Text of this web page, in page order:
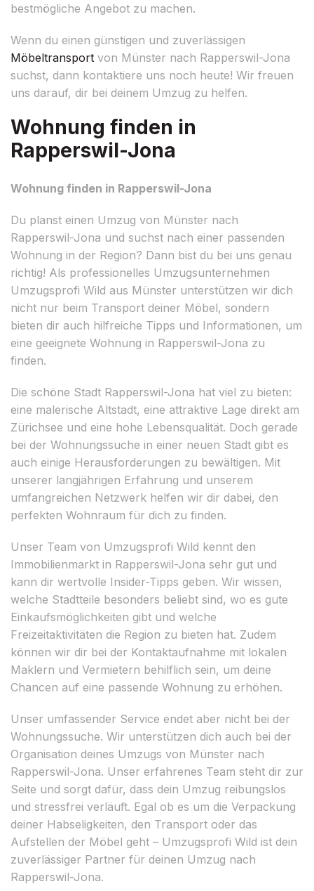
bestmögliche Angebot zu machen.
Wenn du einen günstigen und zuverlässigen
Möbeltransport von Münster nach Rapperswil-Jona
suchst, dann kontaktiere uns noch heute! Wir freuen
uns darauf, dir bei deinem Umzug zu helfen.
Wohnung finden in
Rapperswil-Jona
Wohnung finden in Rapperswil-Jona
Du planst einen Umzug von Münster nach
Rapperswil-Jona und suchst nach einer passenden
Wohnung in der Region? Dann bist du bei uns genau
richtig! Als professionelles Umzugsunternehmen
Umzugsprofi Wild aus Münster unterstützen wir dich
nicht nur beim Transport deiner Möbel, sondern
bieten dir auch hilfreiche Tipps und Informationen, um
eine geeignete Wohnung in Rapperswil-Jona zu
finden.
Die schöne Stadt Rapperswil-Jona hat viel zu bieten:
eine malerische Altstadt, eine attraktive Lage direkt am
Zürichsee und eine hohe Lebensqualität. Doch gerade
bei der Wohnungssuche in einer neuen Stadt gibt es
auch einige Herausforderungen zu bewältigen. Mit
unserer langjährigen Erfahrung und unserem
umfangreichen Netzwerk helfen wir dir dabei, den
perfekten Wohnraum für dich zu finden.
Unser Team von Umzugsprofi Wild kennt den
Immobilienmarkt in Rapperswil-Jona sehr gut und
kann dir wertvolle Insider-Tipps geben. Wir wissen,
welche Stadtteile besonders beliebt sind, wo es gute
Einkaufsmöglichkeiten gibt und welche
Freizeitaktivitäten die Region zu bieten hat. Zudem
können wir dir bei der Kontaktaufnahme mit lokalen
Maklern und Vermietern behilflich sein, um deine
Chancen auf eine passende Wohnung zu erhöhen.
Unser umfassender Service endet aber nicht bei der
Wohnungssuche. Wir unterstützen dich auch bei der
Organisation deines Umzugs von Münster nach
Rapperswil-Jona. Unser erfahrenes Team steht dir zur
Seite und sorgt dafür, dass dein Umzug reibungslos
und stressfrei verläuft. Egal ob es um die Verpackung
deiner Habseligkeiten, den Transport oder das
Aufstellen der Möbel geht – Umzugsprofi Wild ist dein
zuverlässiger Partner für deinen Umzug nach
Rapperswil-Jona.